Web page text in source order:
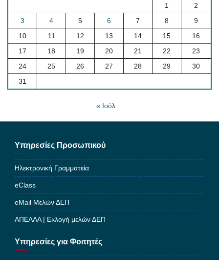
1
2
3
4 5 6 7 8
9
10
11 12 13 14 15
16
17
18 19 20 21 22
23
24
25 26 27 28 29
30
31
« Ιούλ
Υπηρεσίες Προσωπικού
Ηλεκτρονική Γραμματεία
eClass
eMail Μελών ΔΕΠ
ΑΠΕΛΛΑ | Εκλογή μελών ΔΕΠ
Υπηρεσίες για Φοιτητές